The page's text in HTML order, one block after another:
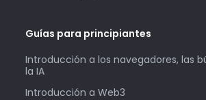
Guías para principiantes
Introducción a los navegadores, las
la IA
Introducción a Web3